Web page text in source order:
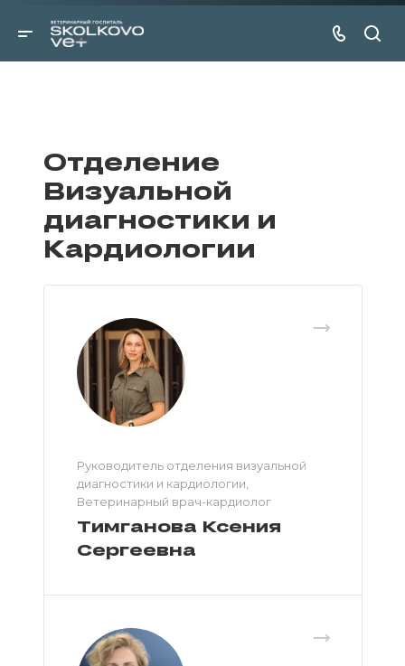
Отделение
Визуальной
диагностики и
Кардиологии
Руководитель отделения визуальной
диагностики и кардиологии,
Ветеринарный врач-кардиолог
Тимганова Ксения
Сергеевна